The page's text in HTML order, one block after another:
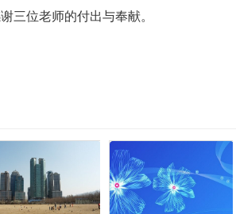
三位老师的付出与奉献。